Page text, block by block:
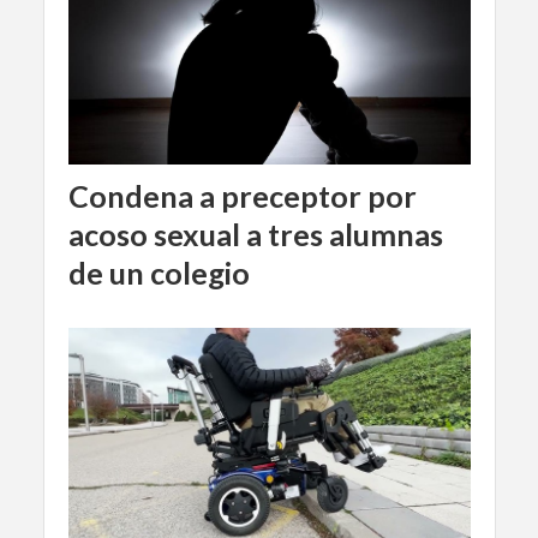
Condena a preceptor por
acoso sexual a tres alumnas
de un colegio